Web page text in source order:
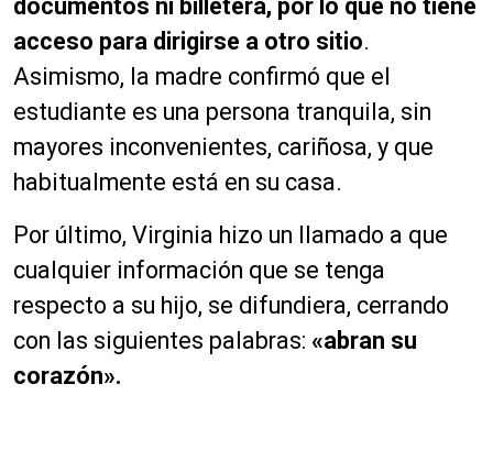
documentos ni billetera, por lo que no tiene
acceso para dirigirse a otro sitio.
Asimismo, la madre confirmó que el
estudiante es una persona tranquila, sin
mayores inconvenientes, cariñosa, y que
habitualmente está en su casa.
Por último, Virginia hizo un llamado a que
cualquier información que se tenga
respecto a su hijo, se difundiera, cerrando
con las siguientes palabras: «abran su
corazón».